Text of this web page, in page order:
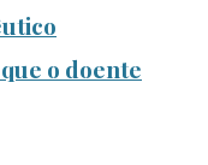
o doente